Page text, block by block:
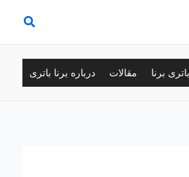
برنا مقالات درباره برنا باتری